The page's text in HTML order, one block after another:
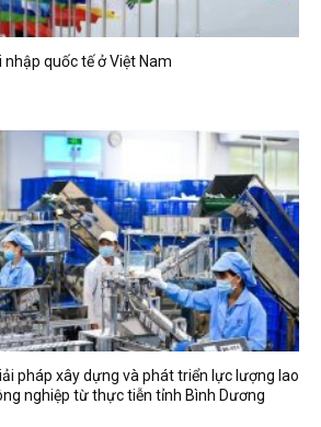
quốc tế ở Việt Nam
pháp xây dựng và phát triển lực lượng lao
nghiệp từ thực tiễn tỉnh Bình Dương